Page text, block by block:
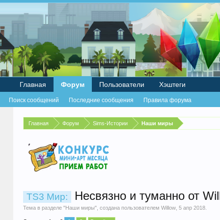
Главная Форум Sims-Истории Наши миры
TS3 Мир: Несвязно и туманно от
Тема в разделе "Наши миры", создана пользователем Willow, 5 апр 2018.
Главная Форум
Поиск сообщений Последние сообщения Правила форума
Пользователи Хэштеги